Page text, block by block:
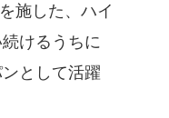
施した、ハイ
けるうちに
として活躍